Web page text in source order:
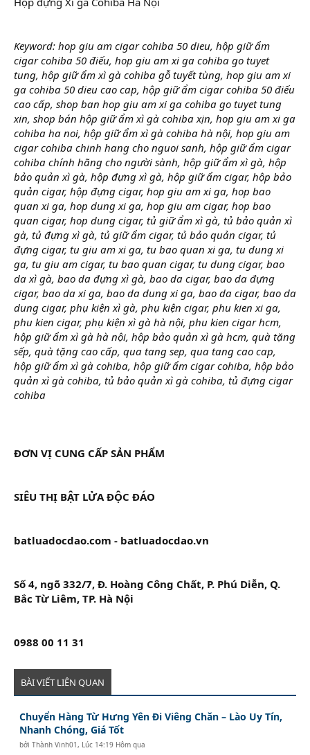
Keyword: hop giu am cigar cohiba 50 dieu, hộp giữ ẩm
cigar cohiba 50 điếu, hop giu am xi ga cohiba go tuyet
tung, hộp giữ ẩm xì gà cohiba gỗ tuyết tùng, hop giu am xi
ga cohiba 50 dieu cao cap, hộp giữ ẩm cigar cohiba 50 điếu
cao cấp, shop ban hop giu am xi ga cohiba go tuyet tung
xin, shop bán hộp giữ ẩm xì gà cohiba xịn, hop giu am xi ga
cohiba ha noi, hộp giữ ẩm xì gà cohiba hà nội, hop giu am
cigar cohiba chinh hang cho nguoi sanh, hộp giữ ẩm cigar
cohiba chính hãng cho người sành, hộp giữ ẩm xì gà, hộp
bảo quản xì gà, hộp đựng xì gà, hộp giữ ẩm cigar, hộp bảo
quản cigar, hộp đựng cigar, hop giu am xi ga, hop bao
quan xi ga, hop dung xi ga, hop giu am cigar, hop bao
quan cigar, hop dung cigar, tủ giữ ẩm xì gà, tủ bảo quản xì
gà, tủ đựng xì gà, tủ giữ ẩm cigar, tủ bảo quản cigar, tủ
đựng cigar, tu giu am xi ga, tu bao quan xi ga, tu dung xi
ga, tu giu am cigar, tu bao quan cigar, tu dung cigar, bao
da xì gà, bao da đựng xì gà, bao da cigar, bao da đựng
cigar, bao da xi ga, bao da dung xi ga, bao da cigar, bao da
dung cigar, phụ kiện xì gà, phụ kiện cigar, phu kien xi ga,
phu kien cigar, phụ kiện xì gà hà nội, phu kien cigar hcm,
hộp giữ ẩm xì gà hà nội, hộp bảo quản xì gà hcm, quà tặng
sếp, quà tặng cao cấp, qua tang sep, qua tang cao cap,
hộp giữ ẩm xì gà cohiba, hộp giữ ẩm cigar cohiba, hộp bảo
quản xì gà cohiba, tủ bảo quản xì gà cohiba, tủ đựng cigar
cohiba
ĐƠN VỊ CUNG CẤP SẢN PHẨM
SIÊU THỊ BẬT LỬA ĐỘC ĐÁO
batluadocdao.com - batluadocdao.vn
Số 4, ngõ 332/7, Đ. Hoàng Công Chất, P. Phú Diễn, Q.
Bắc Từ Liêm, TP. Hà Nội
0988 00 11 31
BÀI VIẾT LIÊN QUAN
Chuyển Hàng Từ Hưng Yên Đi Viêng Chăn – Lào Uy Tín,
Nhanh Chóng, Giá Tốt
bởiThành Vinh01 , Lúc 14:19 Hôm qua